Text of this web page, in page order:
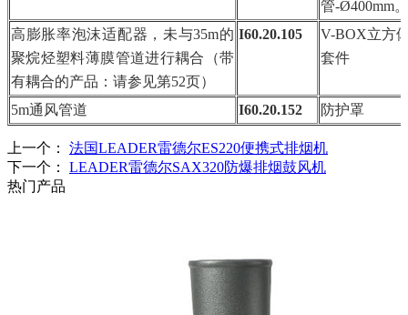
管-Ø400mm。
高膨胀率泡沫适配器，未与35m的
聚烷烃塑料薄膜管道进行耦合（带
有耦合的产品：请参见第52页）
I60.20.105
V-BOX立方
套件
5m通风管道 I60.20.152 防护罩
上一个： 法国LEADER雷德尔ES220便携式排烟机
下一个： LEADER雷德尔SAX320防爆排烟鼓风机
热门产品